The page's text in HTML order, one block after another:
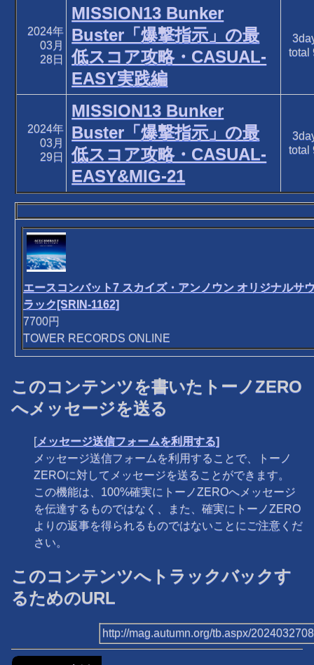
2024年
03月
28日
MISSION13 Bunker
Buster「爆撃指示」の最
低スコア攻略・CASUAL-
EASY実践編
total
2024年
03月
29日
MISSION13 Bunker
Buster「爆撃指示」の最
低スコア攻略・CASUAL-
EASY&MIG-21
total
エースコンバット7 スカイズ・アンノウン オリジナルサ
ラック[SRIN-1162]
7700円
TOWER RECORDS ONLINE
このコンテンツを書いたトーノZERO
へメッセージを送る
[メッセージ送信フォームを利用する]
メッセージ送信フォームを利用することで、トーノ
ZEROに対してメッセージを送ることができます。
この機能は、100%確実にトーノZEROへメッセージ
を伝達するものではなく、また、確実にトーノZERO
よりの返事を得られるものではないことにご注意くだ
さい。
このコンテンツへトラックバックす
るためのURL
http://mag.autumn.org/tb.aspx/